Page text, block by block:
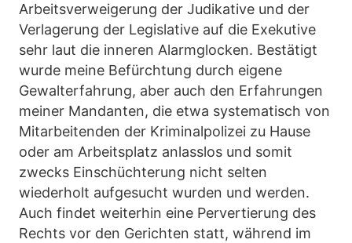
Arbeitsverweigerung der Judikative und der
Verlagerung der Legislative auf die Exekutive
sehr laut die inneren Alarmglocken. Bestätigt
wurde meine Befürchtung durch eigene
Gewalterfahrung, aber auch den Erfahrungen
meiner Mandanten, die etwa systematisch von
Mitarbeitenden der Kriminalpolizei zu Hause
oder am Arbeitsplatz anlasslos und somit
zwecks Einschüchterung nicht selten
wiederholt aufgesucht wurden und werden.
Auch findet weiterhin eine Pervertierung des
Rechts vor den Gerichten statt, während im